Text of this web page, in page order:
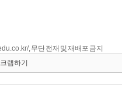
, 무단 전재 및 재배포 금지
랩하기